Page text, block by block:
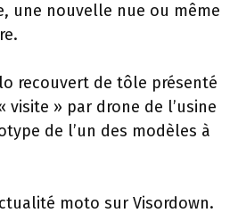
une nouvelle nue ou même
recouvert de tôle présenté
visite » par drone de l’usine
de l’un des modèles à
moto sur Visordown.